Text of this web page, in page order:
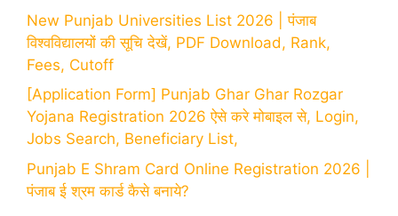
New Punjab Universities List 2026 | पंजाब
विश्वविद्यालयों की सूचि देखें, PDF Download, Rank,
Fees, Cutoff
[Application Form] Punjab Ghar Ghar Rozgar
Yojana Registration 2026 ऐसे करे मोबाइल से, Login,
Jobs Search, Beneficiary List,
Punjab E Shram Card Online Registration 2026 |
पंजाब ई श्रम कार्ड कैसे बनाये?